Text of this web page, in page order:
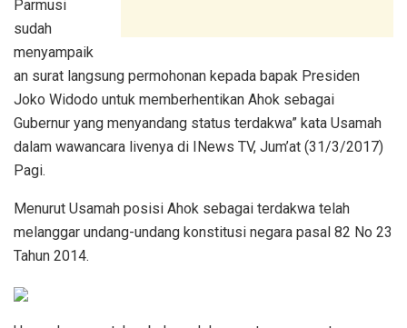
Parmusi
sudah
menyampaik
an surat langsung permohonan kepada bapak Presiden
Joko Widodo untuk memberhentikan Ahok sebagai
Gubernur yang menyandang status terdakwa” kata Usamah
dalam wawancara livenya di INews TV, Jum’at (31/3/2017)
Pagi.
Menurut Usamah posisi Ahok sebagai terdakwa telah
melanggar undang-undang konstitusi negara pasal 82 No 23
Tahun 2014.